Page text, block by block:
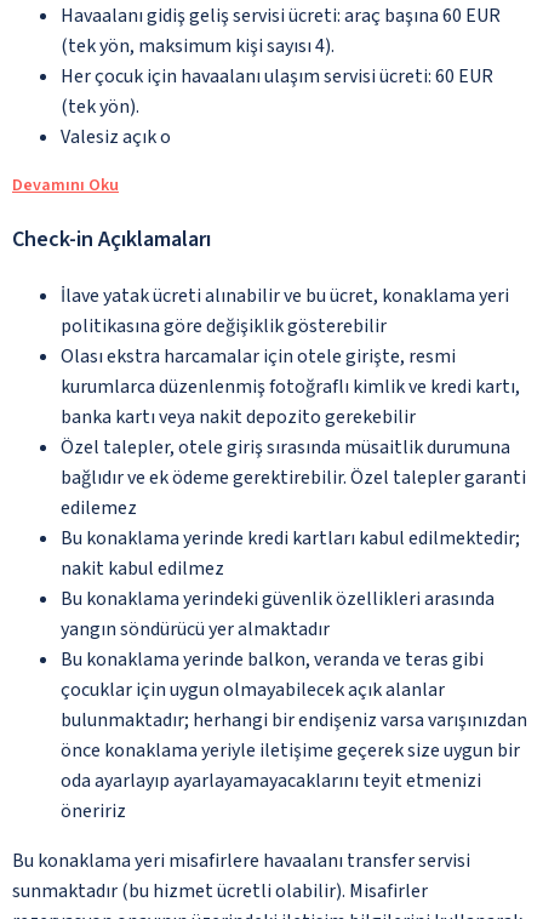
Havaalanı gidiş geliş servisi ücreti: araç başına 60 EUR
(tek yön, maksimum kişi sayısı 4).
Her çocuk için havaalanı ulaşım servisi ücreti: 60 EUR
(tek yön).
Valesiz açık o
Devamını Oku
Check-in Açıklamaları
İlave yatak ücreti alınabilir ve bu ücret, konaklama yeri
politikasına göre değişiklik gösterebilir
Olası ekstra harcamalar için otele girişte, resmi
kurumlarca düzenlenmiş fotoğraflı kimlik ve kredi kartı,
banka kartı veya nakit depozito gerekebilir
Özel talepler, otele giriş sırasında müsaitlik durumuna
bağlıdır ve ek ödeme gerektirebilir. Özel talepler garanti
edilemez
Bu konaklama yerinde kredi kartları kabul edilmektedir;
nakit kabul edilmez
Bu konaklama yerindeki güvenlik özellikleri arasında
yangın söndürücü yer almaktadır
Bu konaklama yerinde balkon, veranda ve teras gibi
çocuklar için uygun olmayabilecek açık alanlar
bulunmaktadır; herhangi bir endişeniz varsa varışınızdan
önce konaklama yeriyle iletişime geçerek size uygun bir
oda ayarlayıp ayarlayamayacaklarını teyit etmenizi
öneririz
Bu konaklama yeri misafirlere havaalanı transfer servisi
sunmaktadır (bu hizmet ücretli olabilir). Misafirler